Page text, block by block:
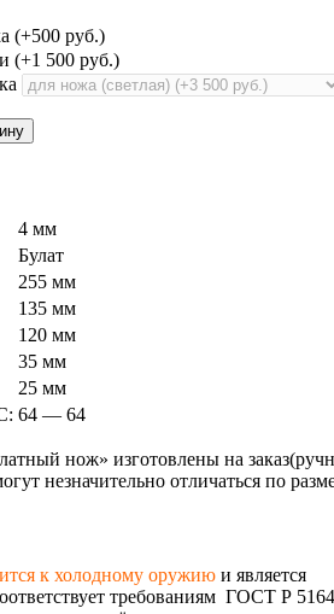
(+500 руб.)
(+1 500 руб.)
4 мм
Булат
255 мм
135 мм
120 мм
35 мм
25 мм
64 — 64
нож» изготовлены на
незначительно отличаться по
к холодному оружию и является
требованиям ГОСТ Р